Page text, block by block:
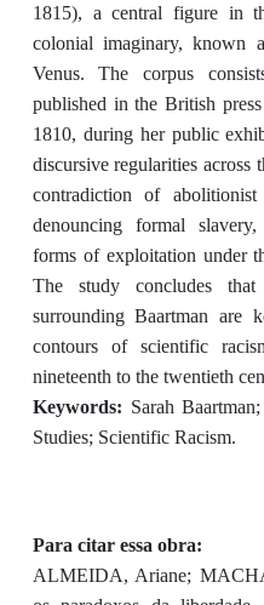
1815), a central figure in
colonial imaginary, known
Venus. The corpus
published in the British
1810, during her public
discursive regularities across
contradiction of
denouncing formal
forms of exploitation under
The study concludes
surrounding Baartman are
contours of scientific
nineteenth to the twentieth
Keywords: Sarah
Studies; Scientific Racism.
Para citar essa obra:
ALMEIDA, Ariane;